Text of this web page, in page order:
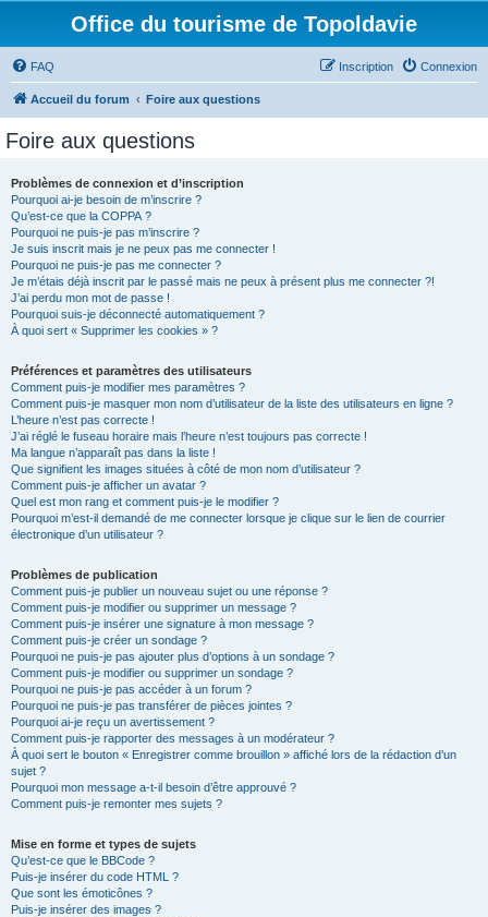
Office du tourisme de Topoldavie
FAQ Connexion
Inscription
Accueil du forum Foire aux questions
Foire aux questions
Problèmes de connexion et d’inscription
Pourquoi ai-je besoin de m’inscrire ?
Qu’est-ce que la COPPA ?
Pourquoi ne puis-je pas m’inscrire ?
Je suis inscrit mais je ne peux pas me connecter !
Pourquoi ne puis-je pas me connecter ?
Je m’étais déjà inscrit par le passé mais ne peux à présent plus me connecter ?!
J’ai perdu mon mot de passe !
Pourquoi suis-je déconnecté automatiquement ?
À quoi sert « Supprimer les cookies » ?
Préférences et paramètres des utilisateurs
Comment puis-je modifier mes paramètres ?
Comment puis-je masquer mon nom d’utilisateur de la liste des utilisateurs en ligne ?
L’heure n’est pas correcte !
J’ai réglé le fuseau horaire mais l’heure n’est toujours pas correcte !
Ma langue n’apparaît pas dans la liste !
Que signifient les images situées à côté de mon nom d’utilisateur ?
Comment puis-je afficher un avatar ?
Quel est mon rang et comment puis-je le modifier ?
Pourquoi m’est-il demandé de me connecter lorsque je clique sur le lien de courrier
électronique d’un utilisateur ?
Problèmes de publication
Comment puis-je publier un nouveau sujet ou une réponse ?
Comment puis-je modifier ou supprimer un message ?
Comment puis-je insérer une signature à mon message ?
Comment puis-je créer un sondage ?
Pourquoi ne puis-je pas ajouter plus d’options à un sondage ?
Comment puis-je modifier ou supprimer un sondage ?
Pourquoi ne puis-je pas accéder à un forum ?
Pourquoi ne puis-je pas transférer de pièces jointes ?
Pourquoi ai-je reçu un avertissement ?
Comment puis-je rapporter des messages à un modérateur ?
À quoi sert le bouton « Enregistrer comme brouillon » affiché lors de la rédaction d’un
sujet ?
Pourquoi mon message a-t-il besoin d’être approuvé ?
Comment puis-je remonter mes sujets ?
Mise en forme et types de sujets
Qu’est-ce que le BBCode ?
Puis-je insérer du code HTML ?
Que sont les émoticônes ?
Puis-je insérer des images ?